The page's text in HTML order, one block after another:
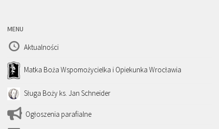
MENU
Aktualności
Matka Boża Wspomożycielka i Opiekunka Wrocławia
Sługa Boży ks. Jan Schneider
Ogłoszenia parafialne